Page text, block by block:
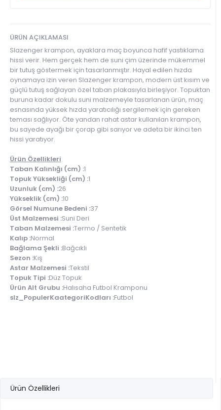
ÜRÜN AÇIKLAMASI
Slazenger krampon, ayaklara maç boyunca hafif yastıklama
hissi verir. Hem gerçek hem de suni çim üzerinde mükemmel
bir tutuş göstermek için tasarlanmıştır. Hayal edilen hızda
oynamaya izin veren Slazenger krampon, modern üst kısım ve
güçlü tutuş sağlayan özel taban plakasıyla birleşiyor. Topuktan
buruna kadar dokulu suni malzemeyle tasarlanan ürün, maç
esnasında yüksek hızda yaratıcılığı sergilemek için gereken
teması sağlıyor. Öte yandan rahat astar kullanılan krampon,
bu sayede ayağı bir çorap gibi sarıyor ve adeta bir ikinci ten
hissi yaratıyor.
Ürün Özellikleri
Taban Kalınlığı (cm) :1
Topuk Yüksekliği (cm) :1
Uzunluk (cm) :26
Yükseklik (cm) :10
Görsel Numune Bedeni :37
Üst Malzemesi :Suni Deri
Taban Malzemesi :Termo / Sentetik
Kalıp :Normal
Bağlama Şekli :Bağcıklı
Sezon :Kış
Astar Malzemesi :Tekstil
Topuk Tipi :Düz Topuk
Ürün Alt Grubu :Halısaha Futbol Kramponu
slz_PopulerKaategoriKodları :Futbol
Ürün Özellikleri